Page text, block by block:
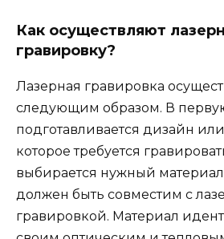
Как осуществляют
гравировку?
Лазерная гравировка
следующим образом. В
подготавливается дизайн
которое требуется
выбирается нужный
должен быть совместим с
гравировкой. Материал